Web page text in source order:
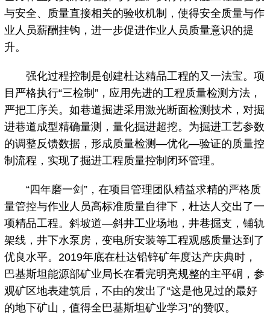
与安全、质量直接相关的验收机制，使得安全质量与作
业人员薪酬挂钩，进一步促进作业人员质量意识的提
升。
强化过程控制是创建杜达精品工程的又一法宝。项
目严格执行“三检制”，应用先进的工程质量检测方法，
严把工序关。如巷道掘进采用激光断面检测技术，对掘
进巷道成型精确量测，量化掘进超挖。为掘进工艺参数
的调整反馈数据，形成质量检测—优化—验证的质量控
制流程，实现了掘进工程质量控制闭环管理。
“四年磨一剑”，在项目管理团队精益求精的严格质
量管控与作业人员高标准质量自律下，杜达人交出了一
项精品工程。斜坡道—斜井工业场地，井巷掘支，铺轨
架线，井下水泵房，变电所安装等工程观感质量达到了
优良水平。2019年底在杜达铅锌矿年度达产庆典时，
巴基斯坦能源部矿业局长在看完明亮规整的主平硐，参
观矿区地表建筑后，不由的发出了“这是他见过的最好
的地下矿山，值得全巴基斯坦矿业学习”的赞叹。